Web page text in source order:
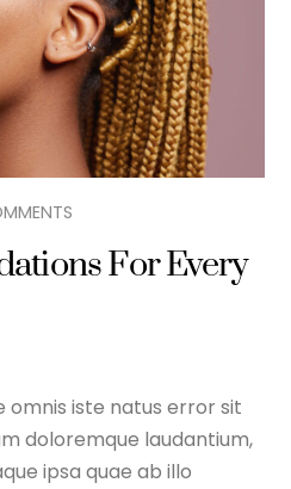
For Every
omnis iste natus error sit
doloremque laudantium,
ipsa quae ab illo